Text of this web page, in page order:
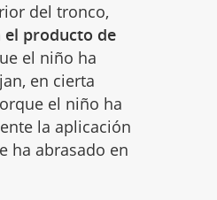
del tronco,
el producto de
el niño ha
en cierta
el niño ha
la aplicación
ha abrasado en